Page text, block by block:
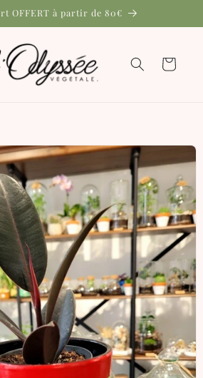
OFFERT à partir de 80€
Panier